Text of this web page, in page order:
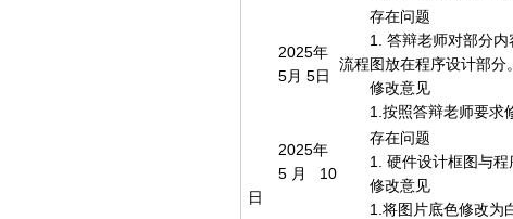
2025年
5月 5日
存在问题
1. 答辩老师对部分
流程图放在程序设计部分。
修改意见
1.按照答辩老师要求
2025年
5月 10
日
存在问题
1. 硬件设计框图与程
修改意见
1.将图片底色修改为